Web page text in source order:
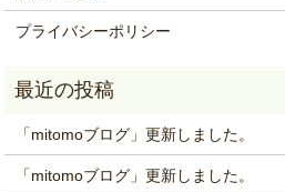
プライバシーポリシー
「mitomoブログ」更新しました。
「mitomoブログ」更新しました。